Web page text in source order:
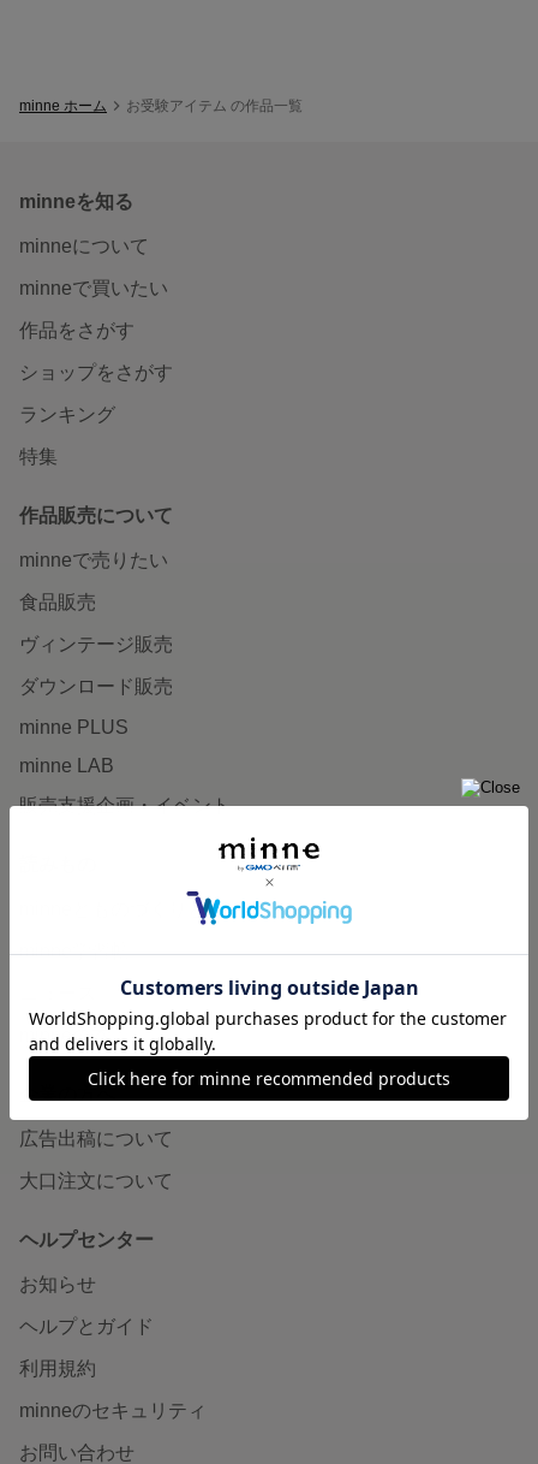
minne ホーム お受験アイテム の作品一覧
minneを知る
minneについて
minneで買いたい
作品をさがす
ショップをさがす
ランキング
特集
作品販売について
minneで売りたい
食品販売
ヴィンテージ販売
ダウンロード販売
minne PLUS
minne LAB
販売支援企画・イベント
minneとものづくりと
minne学習帖
minneの本
企業の方へ
広告出稿について
大口注文について
ヘルプセンター
お知らせ
ヘルプとガイド
利用規約
minneのセキュリティ
お問い合わせ